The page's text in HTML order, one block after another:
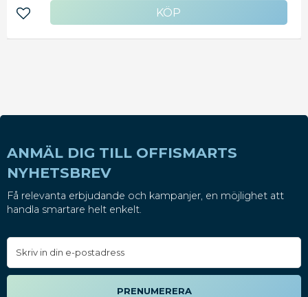
bokomslaget reflekterar inte ljus och det går att
skriva på med de flesta typer av pennor. - Mått:
Lägg till i favoriter
ANMÄL DIG TILL OFFISMARTS
NYHETSBREV
Få relevanta erbjudande och kampanjer, en möjlighet att
handla smartare helt enkelt.
PRENUMERERA